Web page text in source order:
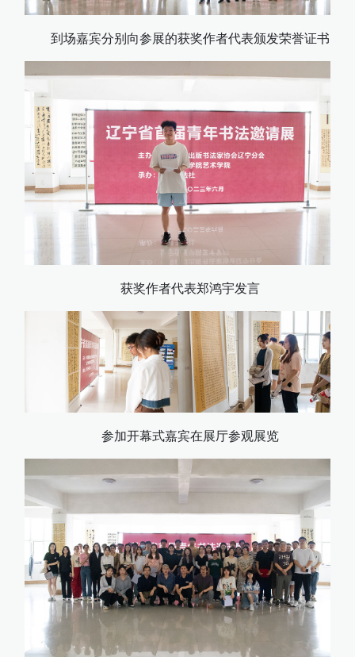
到场嘉宾分别向参展的获奖作者代表颁发荣誉证书
获奖作者代表郑鸿宇发言
参加开幕式嘉宾在展厅参观展览